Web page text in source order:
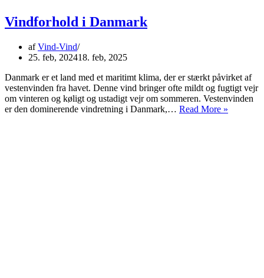
Vindforhold i Danmark
afVind-Vind
25. feb, 202418. feb, 2025
Danmark er et land med et maritimt klima, der er stærkt påvirket af
vestenvinden fra havet. Denne vind bringer ofte mildt og fugtigt vejr
om vinteren og køligt og ustadigt vejr om sommeren. Vestenvinden
er den dominerende vindretning i Danmark,… Read More »